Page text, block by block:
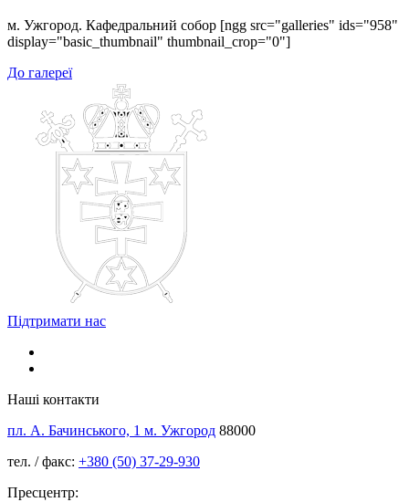
м. Ужгород. Кафедральний собор [ngg src="galleries" ids="958"
display="basic_thumbnail" thumbnail_crop="0"]
До галереї
Підтримати нас
Наші контакти
пл. А. Бачинського, 1 м. Ужгород 88000
тел. / факс: +380 (50) 37-29-930
Пресцентр: